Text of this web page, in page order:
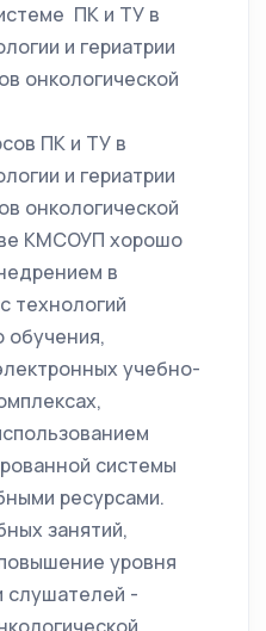
ПК и ТУ в
и гериатрии
онкологической
ПК и ТУ в
и гериатрии
онкологической
КМСОУП хорошо
в
технологий
обучения,
учебно-
системы
ресурсами.
занятий,
уровня
слушателей -